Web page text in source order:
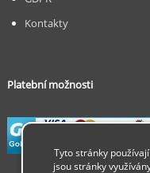
Kontakty
Platební možnosti
Tyto stránky
jsou stránky